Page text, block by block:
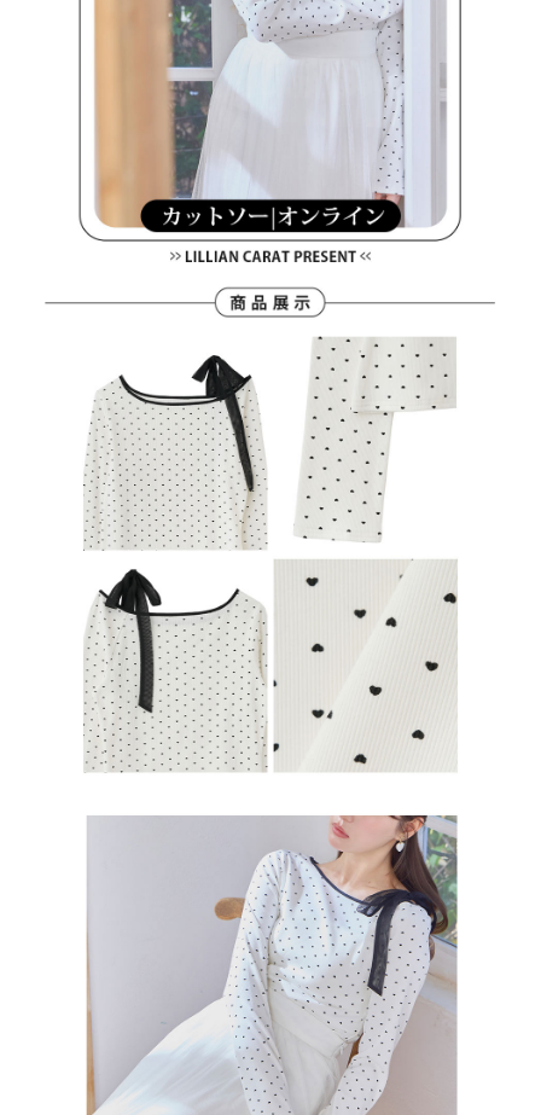
４．使用「AFTEE先享後付」時，將依據個別帳號之用戶狀況，依本公司即
時審查核予不同之上限額度；若仍有額度不足之情形，本公司將視審查結果
請求用戶進行身份認證。
５．嚴禁一人註冊多個帳號或使用他人資訊註冊。若發現惡意使用之情形，
恩沛科技股份有限公司將有權停止該用戶之使用額度並採取法律行動。